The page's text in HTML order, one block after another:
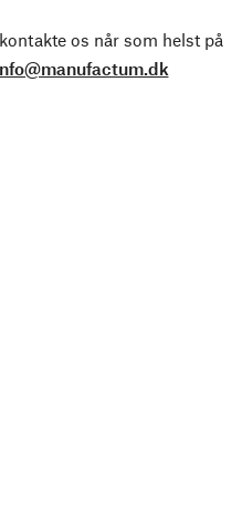
os når som helst på